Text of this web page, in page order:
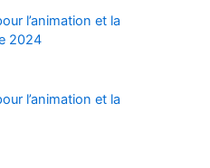
l’animation et la
2024
l’animation et la